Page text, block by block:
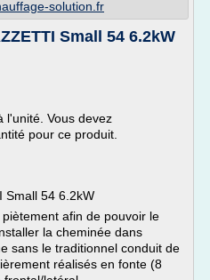
solution.fr
Small 54 6.2kW
l'unité. Vous devez
pour ce produit.
Small 54 6.2kW
afin de pouvoir le
la cheminée dans
sans le traditionnel conduit de
réalisés en fonte (8